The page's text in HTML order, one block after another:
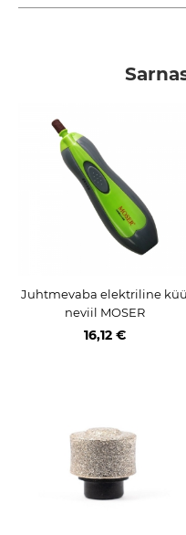
Juhtmevaba elektriline küü
neviil MOSER
16,12 €